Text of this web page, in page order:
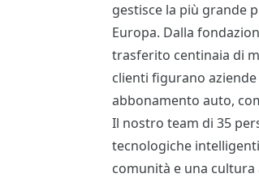
gestisce la più grande
Europa. Dalla
trasferito centinaia di
clienti figurano
abbonamento auto,
Il nostro team di 35
tecnologiche
comunità e una